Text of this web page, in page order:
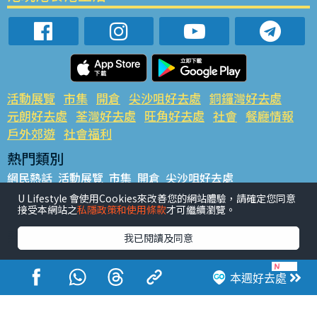
本週好去處
活動展覽 市集 開倉 尖沙咀好去處 銅鑼灣好去處
元朗好去處 荃灣好去處 旺角好去處 社會 餐廳情報
戶外郊遊 社會福利
熱門類別
網民熱話 活動展覽 市集 開倉 尖沙咀好去處
銅鑼灣好去處 元朗好去處 荃灣好去處 旺角好去處 社會
餐廳情報 戶外郊遊
熱門標籤
#UGO搵好去處 #人氣活動推介 #美食社群熱話
#親子玩樂好去處
#ULifestyle應用程式
#限時搶
#UJetso禮物放送
#ULifestyle商戶中心 #著數 #網絡熱話
U Lifestyle 會使用Cookies來改善您的網站體驗，請確定您同意
接受本網站之私隱政策和使用條款才可繼續瀏覽。
我已閱讀及同意